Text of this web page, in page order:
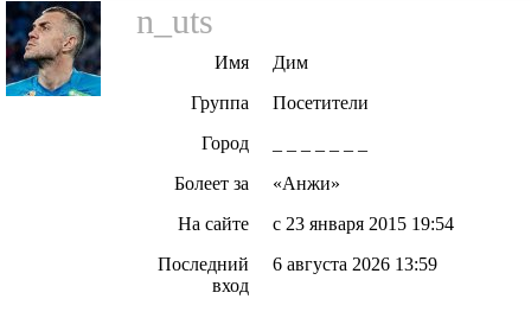
n_uts
Имя
Дим
Группа
Посетители
Город
Болеет за
«Анжи»
На сайте
с 23 января 2015 19:54
Последний
вход
6 августа 2026 13:59